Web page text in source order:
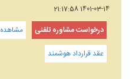
1401-03-14 21:17:58
درخواست مشاوره تلفنی
مشاهده
عقد قرارداد هوشمند